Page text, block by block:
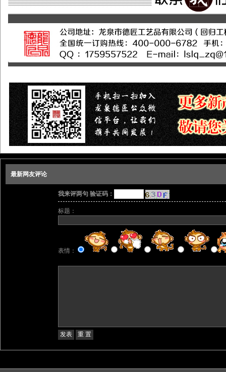
最新网友评论
我来评两句 验证码：
标题：
表情：